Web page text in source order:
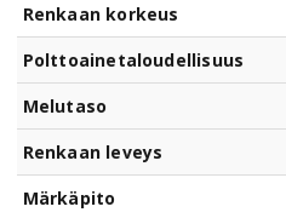
Renkaan korkeus
Polttoainetaloudellisuus
Melutaso
Renkaan leveys
Märkäpito